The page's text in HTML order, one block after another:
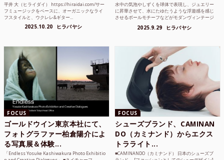
平井 大（ヒライダイ） https://hiraidai.com/サー
フミュージックをベースに、オーガニックなライ
フスタイルと、ウクレレ&ギター...
2025.10.20 ヒラバヤシ
水中の気泡やしずくを球体で表現し、ジュエリー
に昇華させて、水にたゆたうような浮遊感を感じ
させるボールモチーフなどがモダンヴィンテージ
2025.9.29 ヒラバヤシ
FOCUS
ゴールドウイン東京本社にて、
フォトグラファー柏倉陽介によ
る写真展＆体験...
「Endless Yosuke Kashiwakura Photo Exhibitio
FOCUS
シューズブランド、CAMINAN
DO（カミナンド）からエクス
トラライト...
■CAMINANDO（カミナンド） 日本のシューズブ